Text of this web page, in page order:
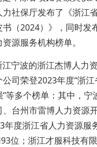
社保厅发布了《浙江
书（2024）》，同时发
源服务机构榜单。
宁波的浙江杰博人力
司荣登2023年度“浙
等多个榜单：其中，宁
台州市雷博人力资源
年度浙江省人力资源服
位；浙江才服科技有